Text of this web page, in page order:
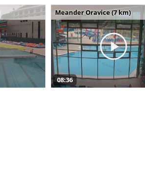
Meander Oravice (7 km)
08:36